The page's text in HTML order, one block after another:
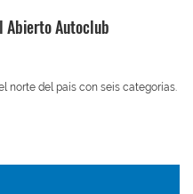
Abierto Autoclub
norte del país con seis categorías.